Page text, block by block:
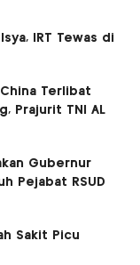
IRT Tewas di
Terlibat
Prajurit TNI AL
Gubernur
Pejabat RSUD
Sakit Picu